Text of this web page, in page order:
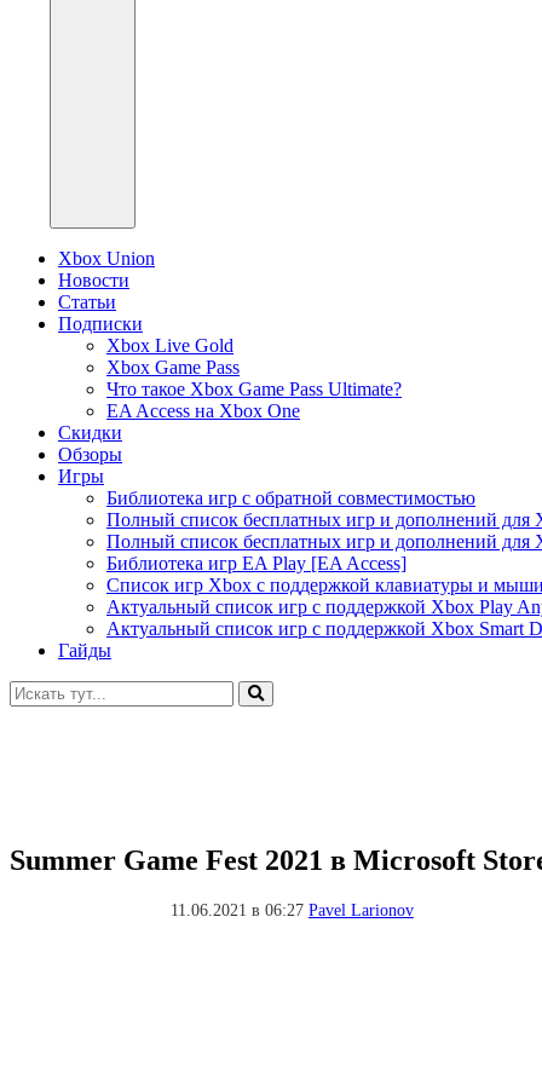
Xbox Union
Новости
Статьи
Подписки
Xbox Live Gold
Xbox Game Pass
Что такое Xbox Game Pass Ultimate?
EA Access на Xbox One
Скидки
Обзоры
Игры
Библиотека игр с обратной совместимостью
Полный список бесплатных игр и дополнений для
Полный список бесплатных игр и дополнений для
Библиотека игр EA Play [EA Access]
Список игр Xbox c поддержкой клавиатуры и мыши
Актуальный список игр с поддержкой Xbox Play
Актуальный список игр с поддержкой Xbox Smart
Гайды
Искать:
Summer Game Fest 2021 в Microsoft
11.06.2021 в 06:27 Pavel Larionov